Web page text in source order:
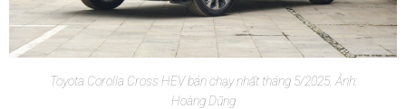
Toyota Corolla Cross HEV bán chạy nhất tháng 5/2025. Ảnh:
Hoàng Dũng